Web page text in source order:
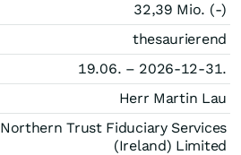
32,39 Mio. (-)
thesaurierend
19.06. – 2026-12-31.
Herr Martin Lau
Northern Trust Fiduciary Services
(Ireland) Limited